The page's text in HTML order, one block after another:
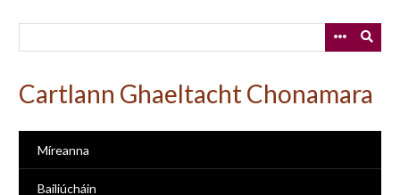
Cartlann Ghaeltacht Chonamara
Míreanna
Bailiúcháin